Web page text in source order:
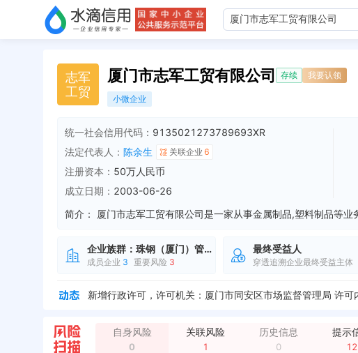
志军
工贸
厦门市志军工贸有限公司 存续 我要认领
小微企业
统一社会信用代码： 9135021273789693XR
法定代表人： 陈余生 关联企业 6
注册资本： 50万人民币
成立日期： 2003-06-26
简介：
企业族群： 珠钢（厦门）管业有限公司
成员企业 3 重要风险 3
最终受益人
穿透追溯企业最终受益主体
主要成员变更，退出：陈美瑜
全部动态
主要成员变更，新增：陈余生
全部动态
被抽查检查，结果：正常 检查实施机关：厦门市同安区市场
自身风险
0
关联风险
1
历史信息
0
提示
12